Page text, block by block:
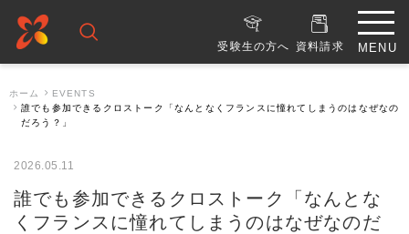
受験生の方へ 資料請求
ホーム
EVENTS
誰でも参加できるクロストーク「なんとなくフランスに憧れてしまうのはなぜなの
だろう？」
2026.05.11
誰でも参加できるクロストーク「なんとな
くフランスに憧れてしまうのはなぜなのだ